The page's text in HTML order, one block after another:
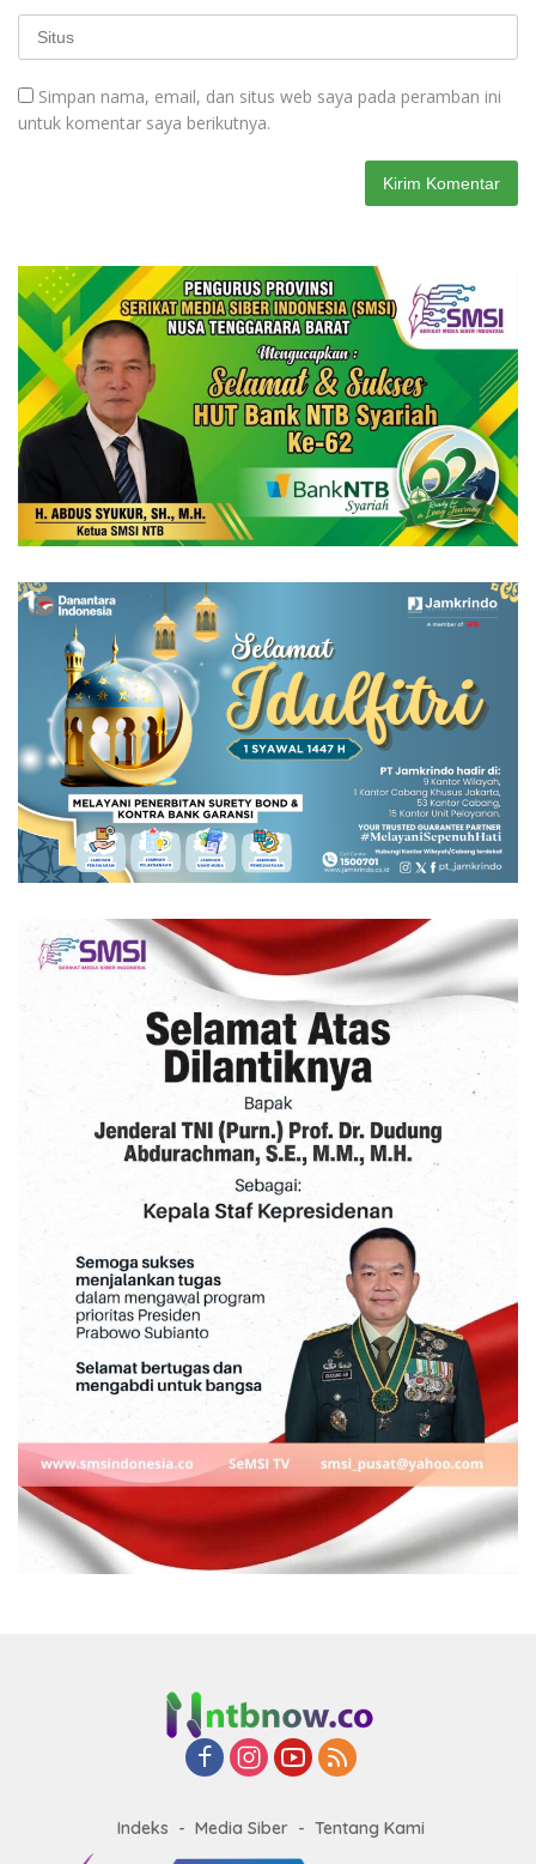
Simpan nama, email, dan situs web saya pada peramban ini
untuk komentar saya berikutnya.
Indeks Media Siber Tentang Kami